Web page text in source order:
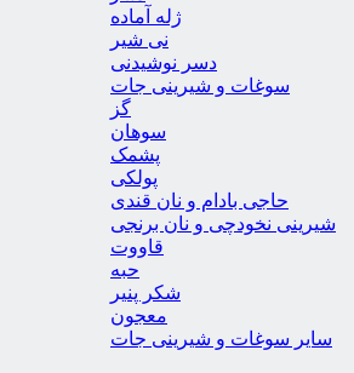
ژله آماده
نی شیر
دسر نوشیدنی
سوغات و شیرینی جات
گز
سوهان
پشمک
پولکی
حاجی بادام و نان قندی
شیرینی نخودچی و نان برنجی
قاووت
حبه
شکر پنیر
معجون
سایر سوغات و شیرینی جات